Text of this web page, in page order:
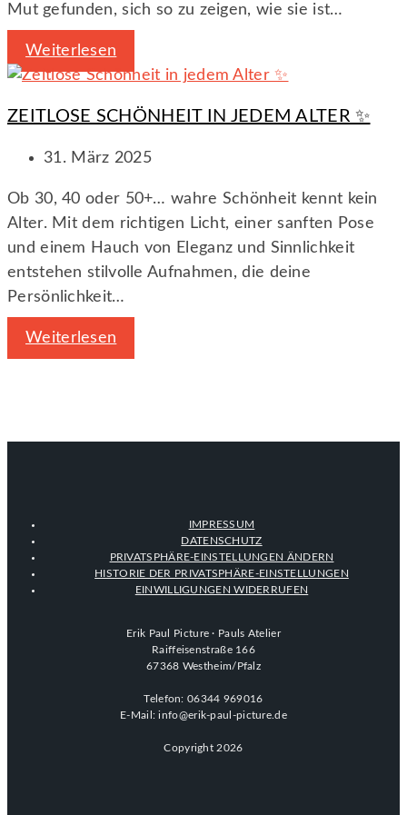
Mut gefunden, sich so zu zeigen, wie sie ist…
Weiterlesen
ZEITLOSE SCHÖNHEIT IN JEDEM ALTER ✨
31. März 2025
Ob 30, 40 oder 50+… wahre Schönheit kennt kein
Alter. Mit dem richtigen Licht, einer sanften Pose
und einem Hauch von Eleganz und Sinnlichkeit
entstehen stilvolle Aufnahmen, die deine
Persönlichkeit…
Weiterlesen
IMPRESSUM
DATENSCHUTZ
PRIVATSPHÄRE-EINSTELLUNGEN ÄNDERN
HISTORIE DER PRIVATSPHÄRE-EINSTELLUNGEN
EINWILLIGUNGEN WIDERRUFEN
Erik Paul Picture · Pauls Atelier
Raiffeisenstraße 166
67368 Westheim/Pfalz
Telefon: 06344 969016
E-Mail: info@erik-paul-picture.de
Copyright 2026